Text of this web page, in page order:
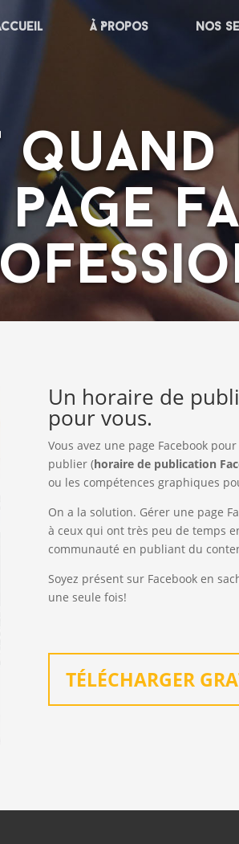
À Propos Nos
Un horaire de
pour vous.
Vous avez une page Facebook
publier (horaire de publication
ou les compétences graphiques
On a la solution. Gérer une page
à ceux qui ont très peu de temps
communauté en publiant du
Soyez présent sur Facebook en
une seule fois!
TÉLÉCHARGER